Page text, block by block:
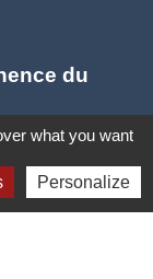
du
14h à 19h
what you want
Personalize